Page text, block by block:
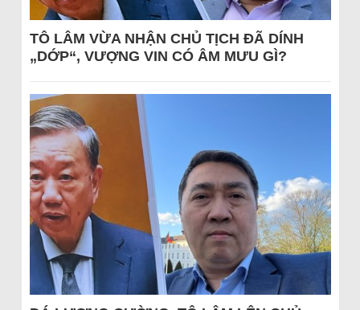
TÔ LÂM VỪA NHẬN CHỦ TỊCH ĐÃ DÍNH
„DỚP“, VƯỢNG VIN CÓ ÂM MƯU GÌ?